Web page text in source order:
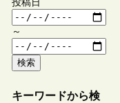
投稿日
～
検索
キーワードから検